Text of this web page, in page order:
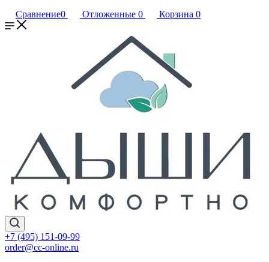
Сравнение0 Отложенные 0 Корзина 0
+7 (495) 151-09-99
order@cc-online.ru